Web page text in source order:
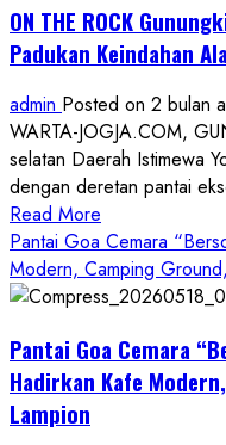
ON THE ROCK
Padukan Keindahan
admin Posted on 2 bulan
WARTA-JOGJA.COM,
selatan Daerah Istimewa
dengan deretan pantai
Read More
more
about
ON
ROCK
Gunungkidul
Pantai Goa Cemara
Modern, Camping
Pantai Goa Cemara
Hadirkan Kafe
Lampion